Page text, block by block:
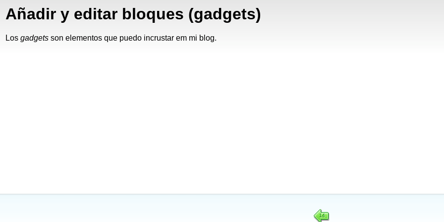
Añadir y editar bloques (gadgets)
Los gadgets son elementos que puedo incrustar em mi blog.
14